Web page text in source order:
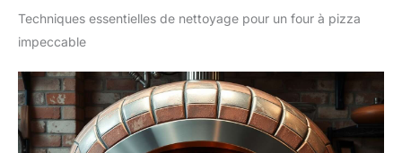
Techniques essentielles de nettoyage pour un four à pizza
impeccable